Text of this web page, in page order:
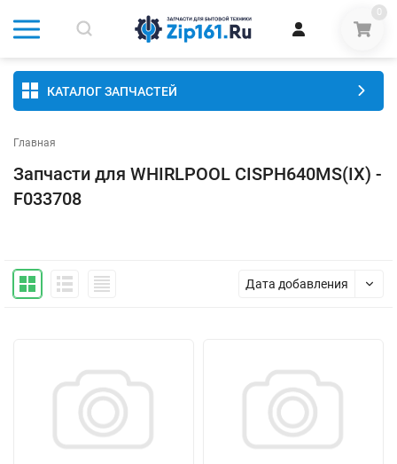
0
КАТАЛОГ ЗАПЧАСТЕЙ
Главная
Запчасти для WHIRLPOOL CISPH640MS(IX) -
F033708
Дата добавления